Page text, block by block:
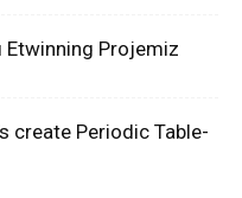
Etwinning Projemiz
create Periodic Table-